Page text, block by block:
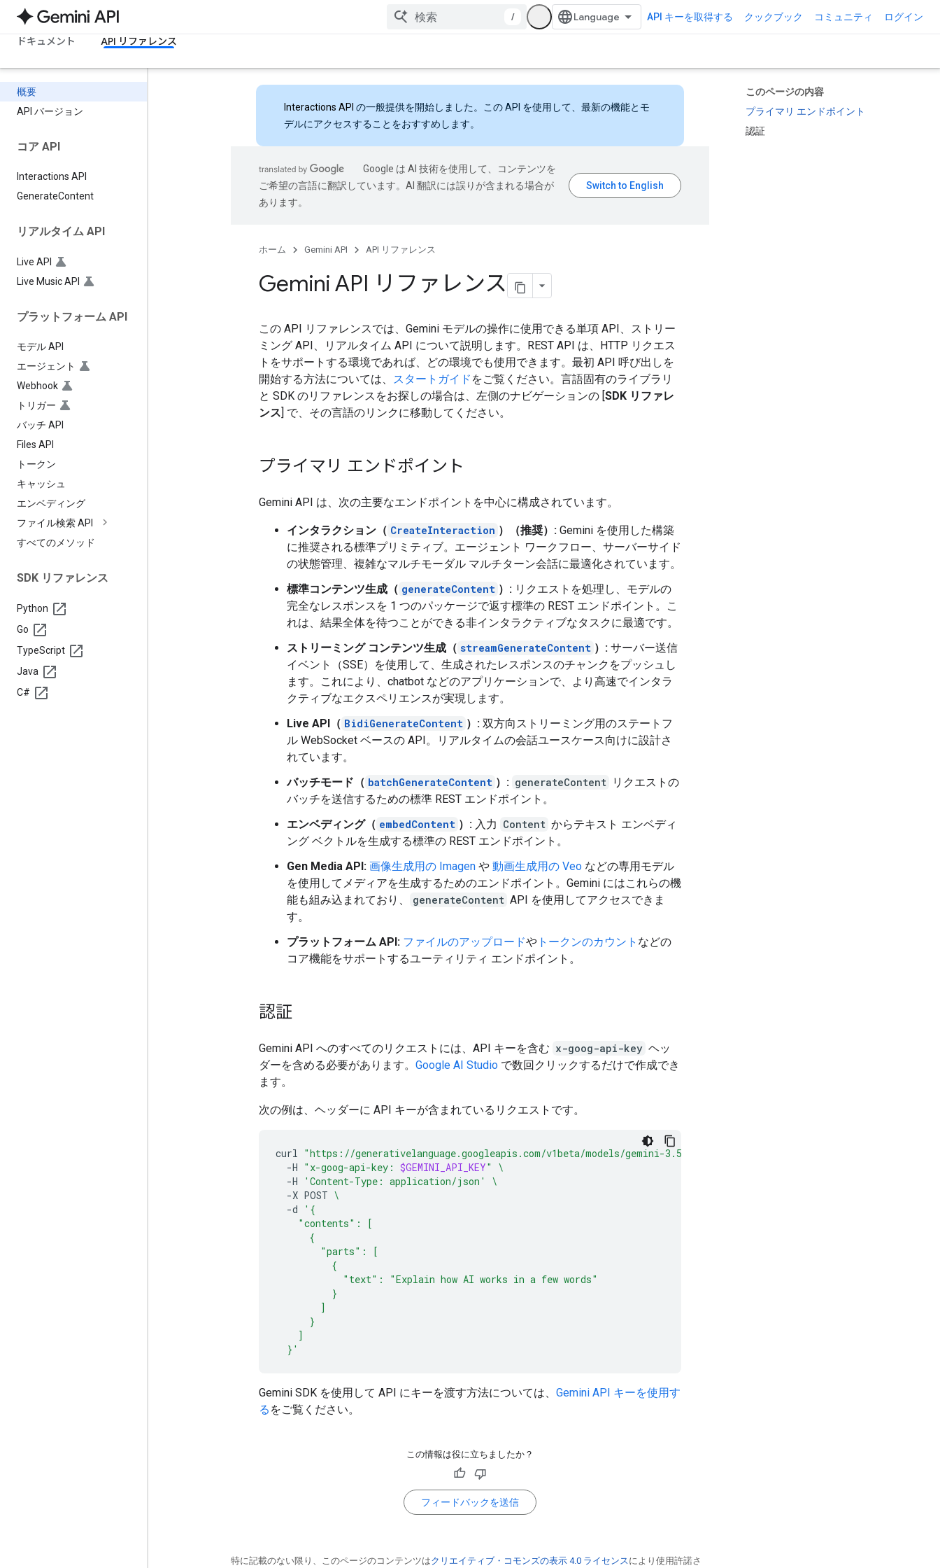
/ API キーを取得する クックブック コミュニティ ログイン
ドキュメント API リファレンス
概要
API バージョン
コア API
Interactions API
GenerateContent
リアルタイム API
Live API
Live Music API
プラットフォーム API
モデル API
エージェント
Webhook
トリガー
バッチ API
Files API
トークン
キャッシュ
エンベディング
ファイル検索 API
すべてのメソッド
SDK リファレンス
Python
Go
TypeScript
Java
C#
このページの内容
プライマリ エンドポイント
認証
Interactions API の一般提供を開始しました。この API を使用して、最新の機能とモ
デルにアクセスすることをおすすめします。
Google は AI 技術を使用して、コンテンツを
ご希望の言語に翻訳しています。AI 翻訳には誤りが含まれる場合が
あります。
ホーム Gemini API API リファレンス
Gemini API リファレンス
この API リファレンスでは、Gemini モデルの操作に使用できる単項 API、ストリー
ミング API、リアルタイム API について説明します。REST API は、HTTP リクエス
トをサポートする環境であれば、どの環境でも使用できます。最初 API 呼び出しを
開始する方法については、 スタートガイド をご覧ください。言語固有のライブラリ
と SDK のリファレンスをお探しの場合は、左側のナビゲーションの [SDK リファレ
ンス] で、その言語のリンクに移動してください。
プライマリ エンドポイント
Gemini API は、次の主要なエンドポイントを中心に構成されています。
インタラクション（ CreateInteraction ）（推奨）: Gemini を使用した構築
に推奨される標準プリミティブ。エージェント ワークフロー、サーバーサイド
の状態管理、複雑なマルチモーダル マルチターン会話に最適化されています。
標準コンテンツ生成（ generateContent ）: リクエストを処理し、モデルの
完全なレスポンスを 1 つのパッケージで返す標準の REST エンドポイント。こ
れは、結果全体を待つことができる非インタラクティブなタスクに最適です。
ストリーミング コンテンツ生成（ streamGenerateContent ）: サーバー送信
イベント（SSE）を使用して、生成されたレスポンスのチャンクをプッシュし
ます。これにより、chatbot などのアプリケーションで、より高速でインタラ
クティブなエクスペリエンスが実現します。
Live API（ BidiGenerateContent ）: 双方向ストリーミング用のステートフ
ル WebSocket ベースの API。リアルタイムの会話ユースケース向けに設計さ
れています。
バッチモード（ batchGenerateContent ）: generateContent リクエストの
バッチを送信するための標準 REST エンドポイント。
エンベディング（ embedContent ）: 入力 Content からテキスト エンベディ
ング ベクトルを生成する標準の REST エンドポイント。
Gen Media API: 画像生成用の Imagen や 動画生成用の Veo などの専用モデル
を使用してメディアを生成するためのエンドポイント。Gemini にはこれらの機
能も組み込まれており、
generateContent API を使用してアクセスできま
す。
プラットフォーム API: ファイルのアップロードや トークンのカウント などの
コア機能をサポートするユーティリティ エンドポイント。
認証
Gemini API へのすべてのリクエストには、API キーを含む x-goog-api-key ヘッ
ダーを含める必要があります。 Google AI Studio で数回クリックするだけで作成でき
ます。
次の例は、ヘッダーに API キーが含まれているリクエストです。
curl "https://generativelanguage.googleapis.com/v1beta/models/gemini-3.5-flash:generateContent"
-H "x-goog-api-key: $GEMINI_API_KEY"
\
-H
'Content-Type: application/json'
\
-X POST \
-d
'{
    "contents": [
      {
        "parts": [
          {
            "text": "Explain how AI works in a few words"
          }
        ]
      }
    ]
  }'
Gemini SDK を使用して API にキーを渡す方法については、 Gemini API キーを使用す
る をご覧ください。
この情報は役に立ちましたか？
フィードバックを送信
特に記載のない限り、このページのコンテンツはクリエイティブ・コモンズの表示 4.0 ライセンス により使用許諾さ